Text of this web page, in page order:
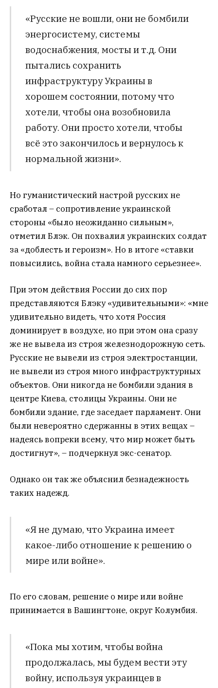
«Русские не вошли, они не бомбили
энергосистему, системы
водоснабжения, мосты и т.д. Они
пытались сохранить
инфраструктуру Украины в
хорошем состоянии, потому что
хотели, чтобы она возобновила
работу. Они просто хотели, чтобы
всё это закончилось и вернулось к
нормальной жизни».
Но гуманистический настрой русских не
сработал – сопротивление украинской
стороны «было неожиданно сильным»,
отметил Блэк. Он похвалил украинских солдат
за «доблесть и героизм». Но в итоге «ставки
повысились, война стала намного серьезнее».
При этом действия России до сих пор
представляются Блэку «удивительными»: «мне
удивительно видеть, что хотя Россия
доминирует в воздухе, но при этом она сразу
же не вывела из строя железнодорожную сеть.
Русские не вывели из строя электростанции,
не вывели из строя много инфраструктурных
объектов. Они никогда не бомбили здания в
центре Киева, столицы Украины. Они не
бомбили здание, где заседает парламент. Они
были невероятно сдержанны в этих вещах –
надеясь вопреки всему, что мир может быть
достигнут», – подчеркнул экс-сенатор.
Однако он так же объяснил безнадежность
таких надежд.
«Я не думаю, что Украина имеет
какое-либо отношение к решению о
мире или войне».
По его словам, решение о мире или войне
принимается в Вашингтоне, округ Колумбия.
«Пока мы хотим, чтобы война
продолжалась, мы будем вести эту
войну, используя украинцев в